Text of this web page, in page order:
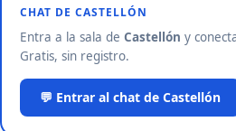
CHAT DE CASTELLÓN
Entra a la sala de Castellón y
Gratis, sin registro.
💬 Entrar al chat de Castellón